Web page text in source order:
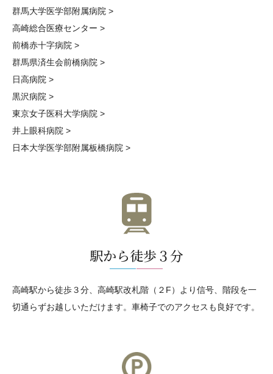
群馬大学医学部附属病院 >
高崎総合医療センター >
前橋赤十字病院 >
群馬県済生会前橋病院 >
日高病院 >
黒沢病院 >
東京女子医科大学病院 >
井上眼科病院 >
日本大学医学部附属板橋病院 >
駅から徒歩３分
高崎駅から徒歩３分、高崎駅改札階（２F）より信号、階段を一
切通らずお越しいただけます。車椅子でのアクセスも良好です。